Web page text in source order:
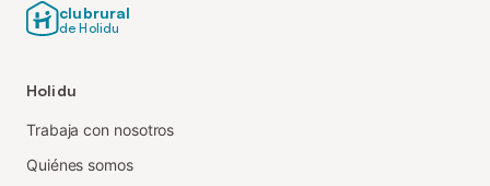
clubrural
de Holidu
Holidu
Trabaja con nosotros
Quiénes somos